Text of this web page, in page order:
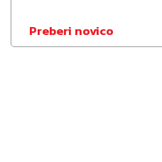
Preberi novico